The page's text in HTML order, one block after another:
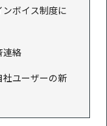
ボイス制度に
連絡
ユーザーの新